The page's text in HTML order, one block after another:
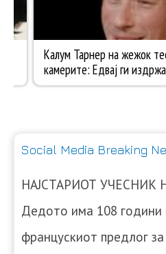
Social Media Breaking
НАЈСТАРИОТ УЧЕСНИК
Дедото има 108
францускиот предлог за